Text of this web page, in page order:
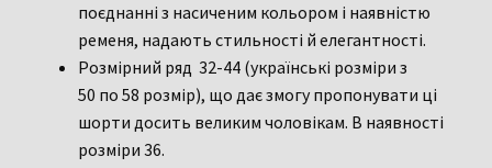
поєднанні з насиченим кольором і наявністю
ременя, надають стильності й елегантності.
Розмірний ряд 32-44 (українські розміри з
50 по 58 розмір), що дає змогу пропонувати ці
шорти досить великим чоловікам. В наявності
розміри 36.